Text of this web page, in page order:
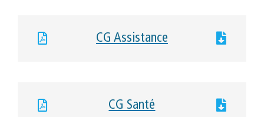
CG Assistance
CG Santé